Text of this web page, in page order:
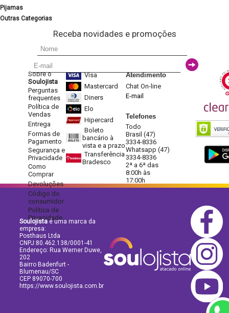
Pijamas
Outras Categorias
Receba novidades e promoções
Sobre o
Soulojista
Perguntas
frequentes
Política de
Vendas
Entrega
Formas de
Pagamento
Segurança e
Privacidade
Como
Comprar
Devoluções
Código do
consumidor
Política de
Privacidade
Visa
Mastercard
Diners
Elo
Hipercard
Boleto
bancário à
vista e a prazo
Transferência
Bradesco
Atendimento
Chat On-line
E-mail
Telefones
Todo
Brasil (47)
3334-8336
Whatsapp (47)
3334-8336
2ª a 6ª das
8:00h às
17:00h
Soulojistaé uma marca da
empresa:
Posthaus Ltda
CNPJ:80.462.138/0001-41
Endereço: Rua Werner Duwe,
202
Bairro Badenfurt -
Blumenau/SC
CEP 89070-700
https://www.soulojista.com.br